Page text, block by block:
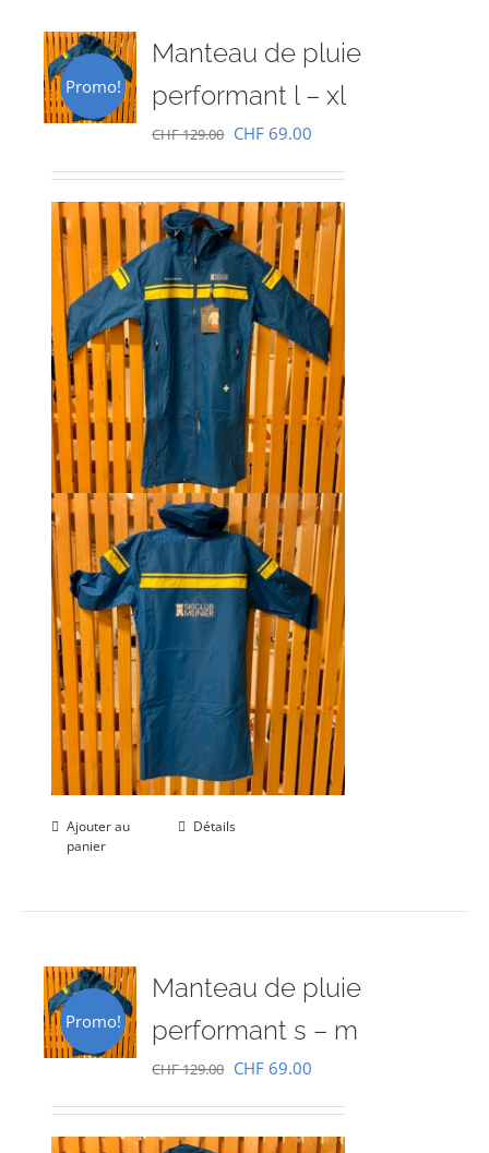
Promo!
Manteau de pluie
performant l – xl
CHF129.00 Le
initial
était :
CHF 129.00.
CHF 69.00
actuel
est :
CHF 69.00.
Ajouter au
panier
Détails
Promo!
Manteau de pluie
performant s – m
CHF129.00 Le
initial
CHF 69.00
actuel